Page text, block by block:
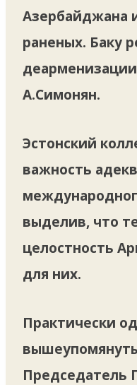
Азербайджана
раненых. Баку
А.Симонян.
Эстонский
важность
выделив, что
целостность
для них.
Практически
Председатель